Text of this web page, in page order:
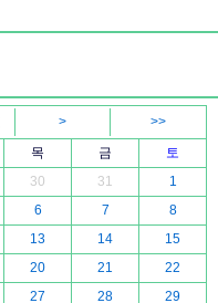
>
>>
목 금
토
30 31
1
6 7
8
13 14
15
20 21
22
27 28
29